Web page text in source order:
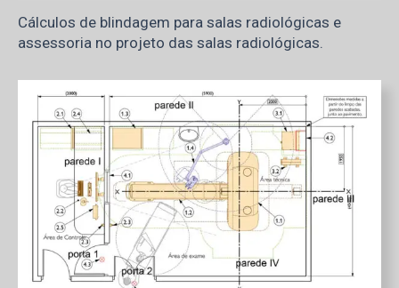
Cálculos de blindagem para salas radiológicas e
assessoria no projeto das salas radiológicas.